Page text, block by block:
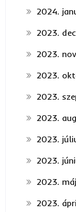
2024.
2023.
2023.
2023.
2023.
2023.
2023.
2023.
2023.
2023.